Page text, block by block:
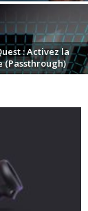
: Activez la
(Passthrough)